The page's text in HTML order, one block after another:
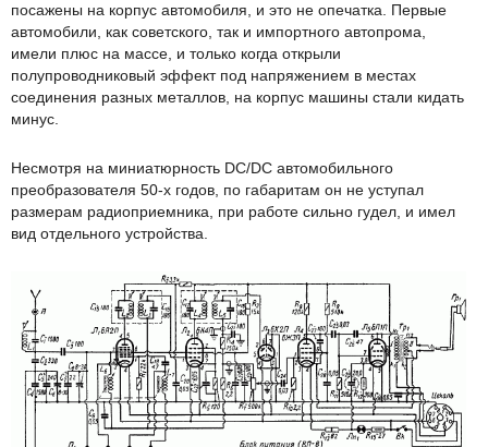
посажены на корпус автомобиля, и это не опечатка. Первые
автомобили, как советского, так и импортного автопрома,
имели плюс на массе, и только когда открыли
полупроводниковый эффект под напряжением в местах
соединения разных металлов, на корпус машины стали кидать
минус.
Несмотря на миниатюрность DC/DC автомобильного
преобразователя 50-х годов, по габаритам он не уступал
размерам радиоприемника, при работе сильно гудел, и имел
вид отдельного устройства.